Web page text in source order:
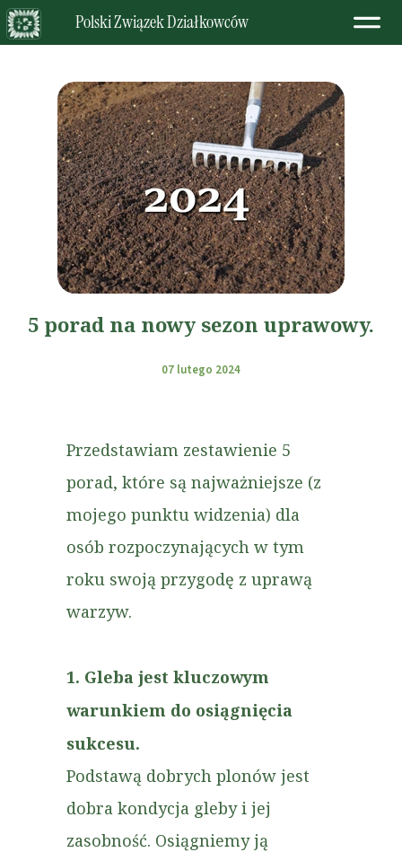
Polski Związek Działkowców
07 lutego 2024
5 porad na nowy sezon uprawowy.
Przedstawiam zestawienie 5
porad, które są najważniejsze (z
mojego punktu widzenia) dla
osób rozpoczynających w tym
roku swoją przygodę z uprawą
warzyw.
1. Gleba jest kluczowym
warunkiem do osiągnięcia
sukcesu.
Podstawą dobrych plonów jest
dobra kondycja gleby i jej
zasobność. Osiągniemy ją